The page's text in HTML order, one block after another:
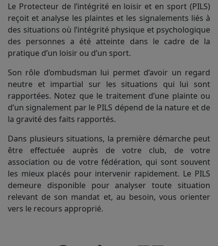
Le Protecteur de l’intégrité en loisir et en sport (PILS)
reçoit et analyse les plaintes et les signalements liés à
des situations où l’intégrité physique et psychologique
des personnes a été atteinte dans le cadre de la
pratique d’un loisir ou d’un sport.
Son rôle d’ombudsman lui permet d’avoir un regard
neutre et impartial sur les situations qui lui sont
rapportées. Notez que le traitement d’une plainte ou
d’un signalement par le PILS dépend de la nature et de
la gravité des faits rapportés.
Dans plusieurs situations, la première démarche peut
être effectuée auprès de votre club, de votre
association ou de votre fédération, qui sont souvent
les mieux placés pour intervenir rapidement. Le PILS
demeure disponible pour analyser toute situation
relevant de son mandat et, au besoin, vous orienter
vers le recours approprié.